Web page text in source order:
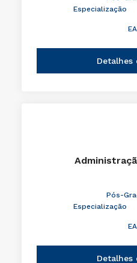
Especialização
Detalhes
Pós-
Especialização
Detalhes